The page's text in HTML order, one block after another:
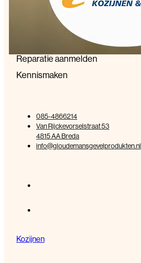
Werken bij
Reparatie aanmelden
Kennismaken
085-4866214
Van Rijckevorselstraat 53
4815 AA Breda
info@gloudemansgevelprodukten.nl
Kozijnen